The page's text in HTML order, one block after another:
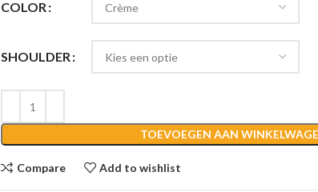
COLOR
SHOULDER
TOEVOEGEN AAN
Compare Add to wishlist